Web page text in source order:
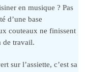
en musique ? Pas
d’une base
couteaux ne finissent
de travail.
sur l’assiette, c’est sa